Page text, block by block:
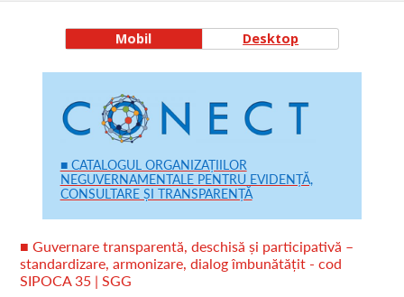
Mobil Desktop
■ CATALOGUL ORGANIZAȚIILOR
NEGUVERNAMENTALE PENTRU EVIDENȚĂ,
CONSULTARE ȘI TRANSPARENȚĂ
■ Guvernare transparentă, deschisă și participativă –
standardizare, armonizare, dialog îmbunătățit - cod
SIPOCA 35 | SGG